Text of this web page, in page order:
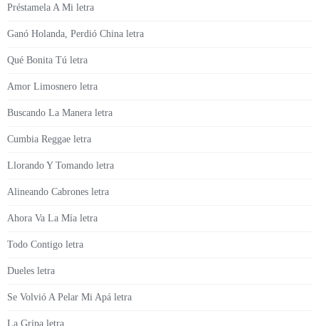
Préstamela A Mi letra
Ganó Holanda, Perdió China letra
Qué Bonita Tú letra
Amor Limosnero letra
Buscando La Manera letra
Cumbia Reggae letra
Llorando Y Tomando letra
Alineando Cabrones letra
Ahora Va La Mía letra
Todo Contigo letra
Dueles letra
Se Volvió A Pelar Mi Apá letra
La Gripa letra